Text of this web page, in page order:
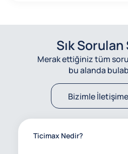
Sık
Merak ettiğiniz tüm
bu alanda
Bizimle
Ticimax Nedir?